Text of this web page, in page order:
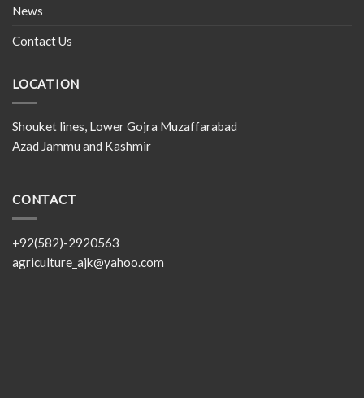
News
Contact Us
LOCATION
Shouket lines, Lower Gojra Muzaffarabad
Azad Jammu and Kashmir
CONTACT
+92(582)-2920563
agriculture_ajk@yahoo.com